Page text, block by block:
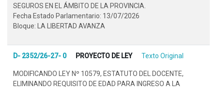
SEGUROS EN EL ÁMBITO DE LA PROVINCIA.
Fecha Estado Parlamentario: 13/07/2026
Bloque: LA LIBERTAD AVANZA
D- 2352/26-27- 0 PROYECTO DE LEY Texto Original
MODIFICANDO LEY Nº 10579, ESTATUTO DEL DOCENTE,
ELIMINANDO REQUISITO DE EDAD PARA INGRESO A LA